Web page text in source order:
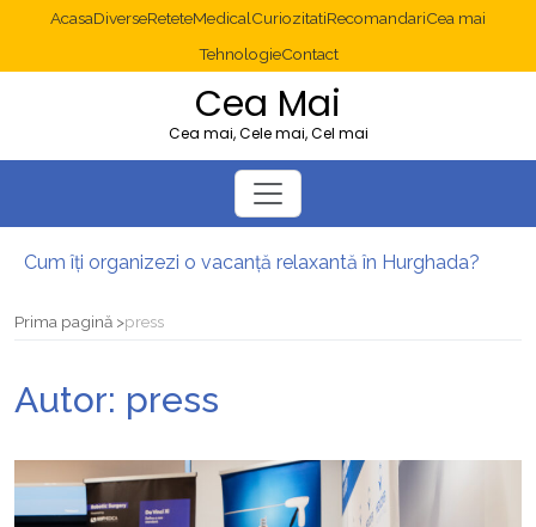
AcasaDiverseReteteMedicalCuriozitatiRecomandariCea mai
TehnologieContact
Cea Mai
Cea mai, Cele mai, Cel mai
Cum îți organizezi o vacanță relaxantă în Hurghada?
Diverticulita: când este necesară operația?
Prima pagină press
Autor: press